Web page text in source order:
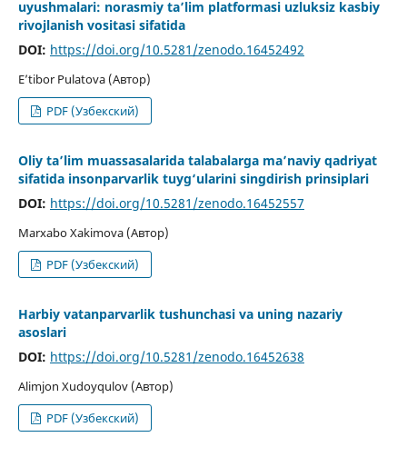
uyushmalari: norasmiy ta’lim platformasi uzluksiz kasbiy
rivojlanish vositasi sifatida
DOI: https://doi.org/10.5281/zenodo.16452492
E’tibor Pulatova (Автор)
PDF (Узбекский)
Oliy ta’lim muassasalarida talabalarga ma’naviy qadriyat
sifatida insonparvarlik tuyg‘ularini singdirish prinsiplari
DOI: https://doi.org/10.5281/zenodo.16452557
Marxabo Xakimova (Автор)
PDF (Узбекский)
Harbiy vatanparvarlik tushunchasi va uning nazariy
asoslari
DOI: https://doi.org/10.5281/zenodo.16452638
Alimjon Xudoyqulov (Автор)
PDF (Узбекский)